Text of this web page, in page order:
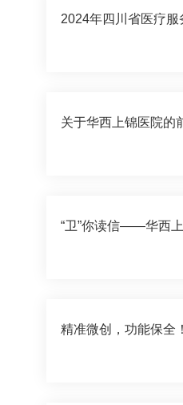
2024年四川省医疗服
关于华西上锦医院的
“卫”你读信——华西
精准微创，功能保全